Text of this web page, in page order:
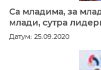
Са младима, за
млади, сутра
Датум: 25.09.2020